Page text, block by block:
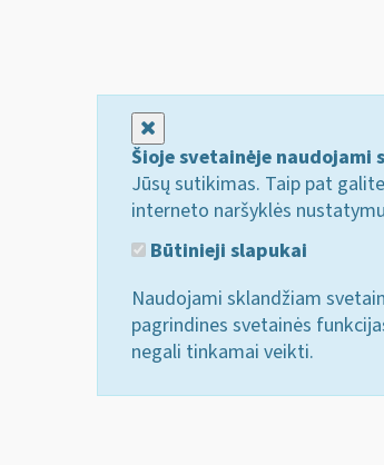
Šioje svetainėje naudojami
Jūsų sutikimas. Taip pat
interneto naršyklės
Būtinieji slapukai
Naudojami sklandžiam
pagrindines svetainės
negali tinkamai veikti.